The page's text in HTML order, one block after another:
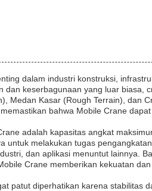
dalam industri konstruksi,
dan keserbagunaan yang luar biasa,
Medan Kasar (Rough Terrain), dan
bahwa Mobile Crane
adalah kapasitas angkat
untuk melakukan tugas
dan aplikasi menuntut lainnya.
Crane memberikan kekuatan
patut diperhatikan karena stabilitas